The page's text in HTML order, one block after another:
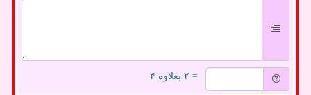
= ۲ بعلاوه ۴